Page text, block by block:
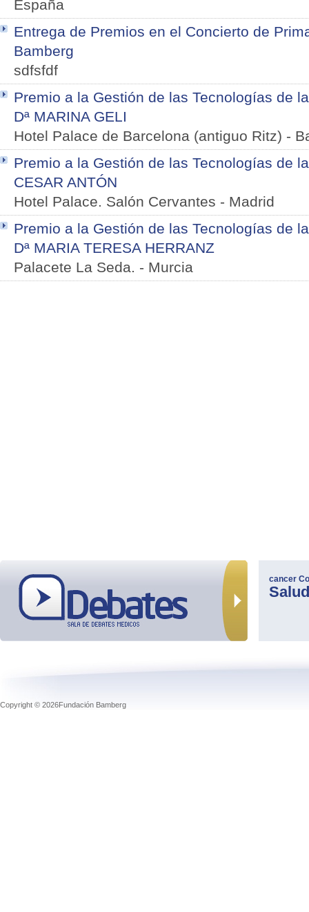
España
Entrega de Premios en el Concierto de
Bamberg
sdfsfdf
Premio a la Gestión de las Tecnologías de
Dª MARINA GELI
Hotel Palace de Barcelona (antiguo Ritz) -
Premio a la Gestión de las Tecnologías de
CESAR ANTÓN
Hotel Palace. Salón Cervantes - Madrid
Premio a la Gestión de las Tecnologías de
Dª MARIA TERESA HERRANZ
Palacete La Seda. - Murcia
cancer
Salud
Copyright © 2026Fundación Bamberg